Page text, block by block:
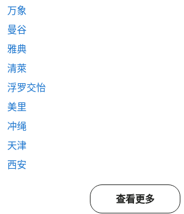
万象
曼谷
雅典
清萊
浮罗交怡
美里
冲绳
天津
西安
查看更多